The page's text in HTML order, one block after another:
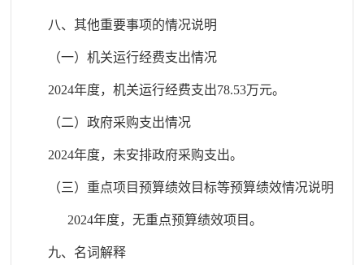
八、其他重要事项的情况说明
（一）机关运行经费支出情况
2024年度，机关运行经费支出78.53万元。
（二）政府采购支出情况
2024年度，未安排政府采购支出。
（三）重点项目预算绩效目标等预算绩效情况说明
2024年度，无重点预算绩效项目。
九、名词解释